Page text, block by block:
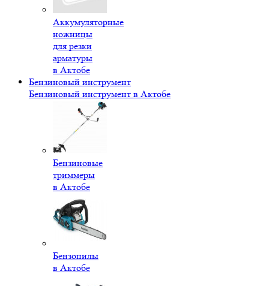
Аккумуляторные
ножницы
для резки
арматуры
в Актобе
Бензиновый инструмент
Бензиновый инструмент в Актобе
Бензиновые
триммеры
в Актобе
Бензопилы
в Актобе